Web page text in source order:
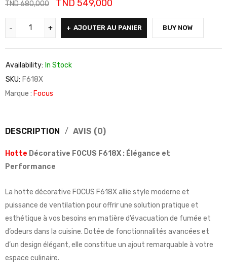
TND680,000 TND 549,000
AJOUTER AU PANIER BUY NOW
Availability: In Stock
SKU: F618X
Marque : Focus
DESCRIPTION AVIS (0)
Hotte Décorative FOCUS F618X : Élégance et
Performance
La hotte décorative FOCUS F618X allie style moderne et
puissance de ventilation pour offrir une solution pratique et
esthétique à vos besoins en matière d’évacuation de fumée et
d’odeurs dans la cuisine. Dotée de fonctionnalités avancées et
d’un design élégant, elle constitue un ajout remarquable à votre
espace culinaire.